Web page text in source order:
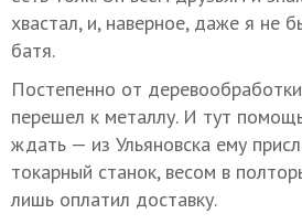
хвастал, и, наверное, даже я не
батя.
Постепенно от
перешел к металлу. И тут
ждать — из Ульяновска ему
токарный станок, весом в
лишь оплатил доставку.